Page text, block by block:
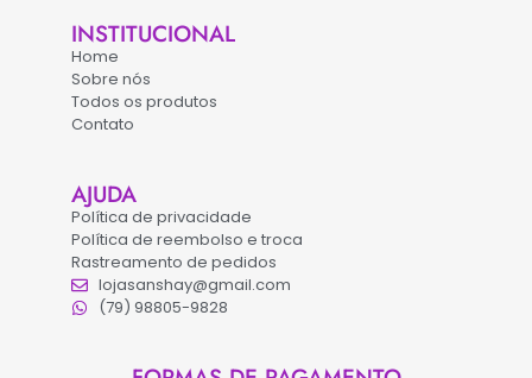
INSTITUCIONAL
Home
Sobre nós
Todos os produtos
Contato
AJUDA
Política de privacidade
Política de reembolso e troca
Rastreamento de pedidos
lojasanshay@gmail.com
(79) 98805-9828